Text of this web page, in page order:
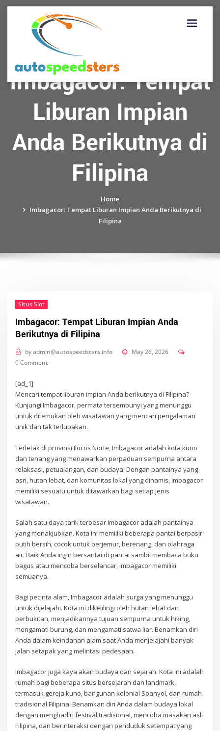
Skip
Imbagacor: Tempat
Liburan Impian
Anda Berikutnya di
Filipina
Home
Imbagacor: Tempat Liburan Impian Anda Berikutnya di
Filipina
Situs Slot
Imbagacor: Tempat Liburan Impian Anda
Berikutnya di Filipina
byadmin@autospeedsters.info
May 26, 2026
0 Comment
[ad_1]
Mencari tempat liburan impian Anda berikutnya di Filipina?
Kunjungi Imbagacor, permata tersembunyi yang menunggu
untuk ditemukan oleh wisatawan yang mencari pengalaman
unik dan tak terlupakan.
Terletak di provinsi Ilocos Norte, Imbagacor adalah kota kuno
dan tenang yang menawarkan perpaduan sempurna antara
relaksasi, petualangan, dan budaya. Dengan pantainya yang
asri, hutan lebat, dan komunitas lokal yang dinamis, Imbagacor
memiliki sesuatu untuk ditawarkan bagi setiap jenis
wisatawan.
Salah satu daya tarik terbesar Imbagacor adalah pantainya
yang menakjubkan. Kota ini memiliki beberapa pantai berpasir
putih bersih, cocok untuk berjemur, berenang, dan olahraga
air. Baik Anda ingin bersantai di pantai sambil membaca buku
bagus atau mencoba berselancar, Imbagacor memiliki
semuanya.
Bagi pecinta alam, Imbagacor adalah surga yang menunggu
untuk dijelajahi. Kota ini dikelilingi oleh hutan lebat dan
perbukitan, menjadikannya tujuan sempurna untuk hiking,
mengamati burung, dan mengamati satwa liar. Benamkan diri
Anda dalam keindahan alam saat Anda menjelajahi banyak
jalan setapak yang melintasi pedesaan.
Imbagacor juga kaya akan budaya dan sejarah. Kota ini adalah
rumah bagi beberapa situs bersejarah dan landmark,
termasuk gereja kuno, bangunan kolonial Spanyol, dan rumah
tradisional Filipina. Benamkan diri Anda dalam budaya lokal
dengan menghadiri festival tradisional, mencoba masakan asli
Filipina, dan berinteraksi dengan penduduk setempat yang